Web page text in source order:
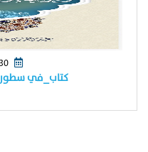
كتاب_في سطور_٢٧٢ الدعاء الذي لايرد